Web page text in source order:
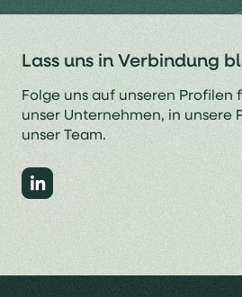
Lass uns in Verbindung
Folge uns auf unseren Profilen
unser Unternehmen, in unsere
unser Team.